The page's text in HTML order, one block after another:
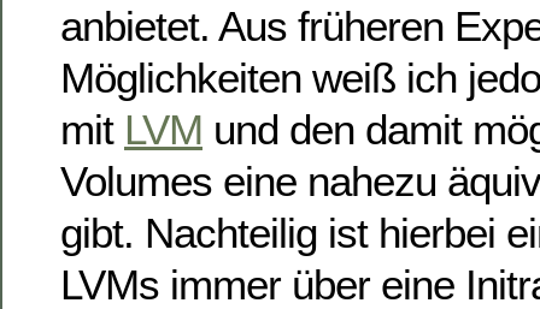
anbietet. Aus früheren
Möglichkeiten weiß ich
mit LVM und den damit
Volumes eine nahezu
gibt. Nachteilig ist hierbei
LVMs immer über eine